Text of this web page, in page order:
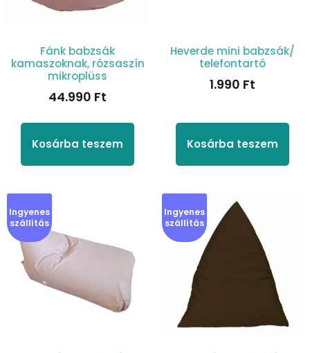
Fánk babzsák
kamaszoknak, rózsaszín
mikroplüss
44.990 Ft
Kosárba teszem
Heverde mini babzsák/
telefontartó
1.990 Ft
Kosárba teszem
Ingyenes
szállítás
Ingyenes
szállítás